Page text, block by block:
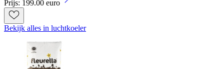
Prijs: 199.00 euro
Bekijk alles in luchtkoeler